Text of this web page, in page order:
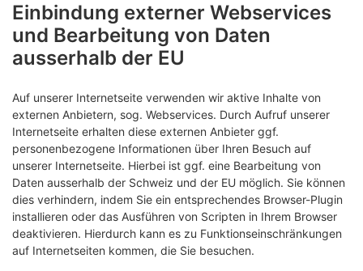
Einbindung externer Webservices
und Bearbeitung von Daten
ausserhalb der EU
Auf unserer Internetseite verwenden wir aktive Inhalte von
externen Anbietern, sog. Webservices. Durch Aufruf unserer
Internetseite erhalten diese externen Anbieter ggf.
personenbezogene Informationen über Ihren Besuch auf
unserer Internetseite. Hierbei ist ggf. eine Bearbeitung von
Daten ausserhalb der Schweiz und der EU möglich. Sie können
dies verhindern, indem Sie ein entsprechendes Browser-Plugin
installieren oder das Ausführen von Scripten in Ihrem Browser
deaktivieren. Hierdurch kann es zu Funktionseinschränkungen
auf Internetseiten kommen, die Sie besuchen.